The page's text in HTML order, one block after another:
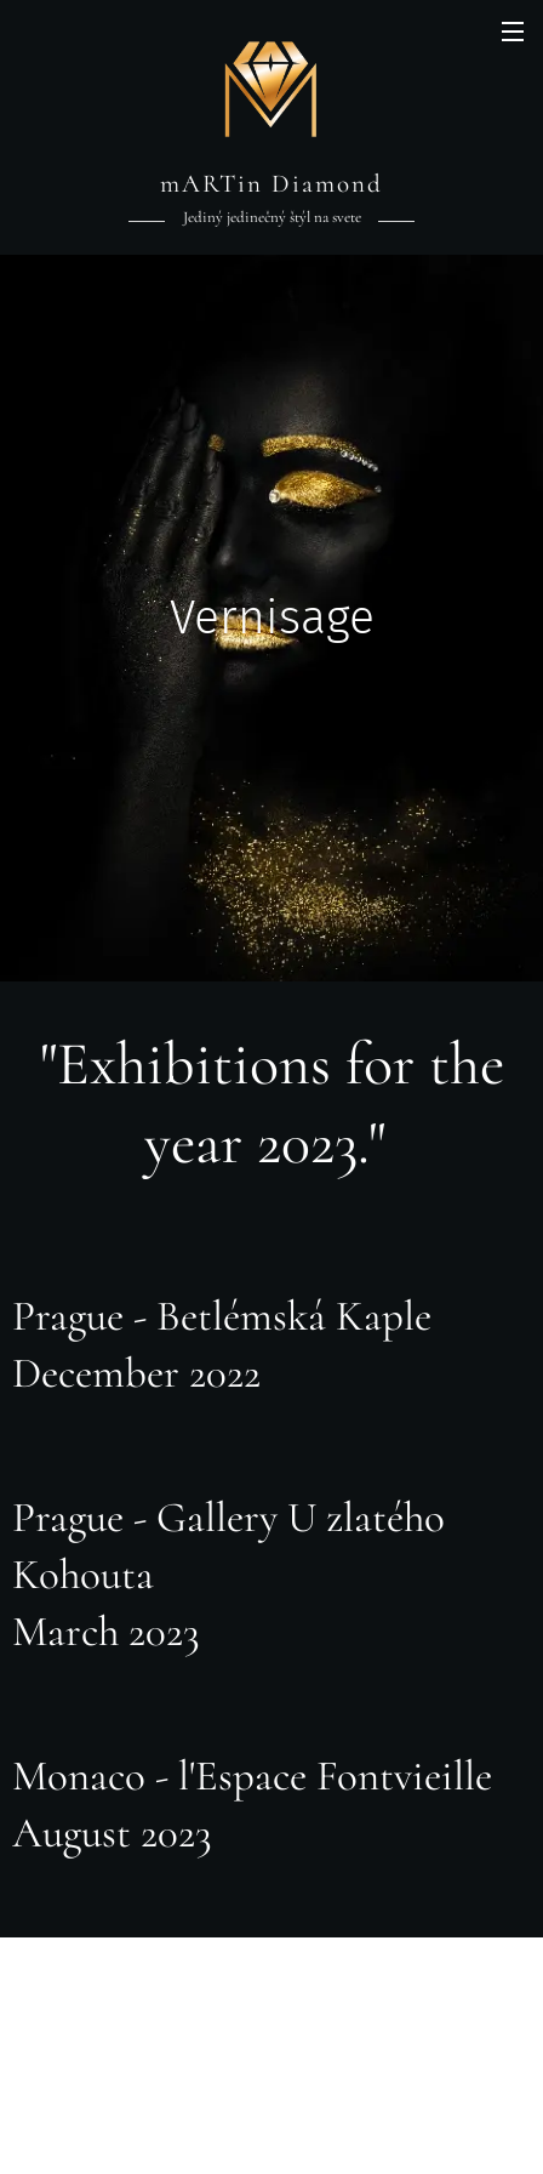
mARTin Diamond
Jediný jedinečný štýl na svete
Vernisage
"Exhibitions for the
year 2023."
Prague - Betlémská Kaple
December 2022
Prague - Gallery U zlatého
Kohouta
March 2023
Monaco - l'Espace Fontvieille
August 2023